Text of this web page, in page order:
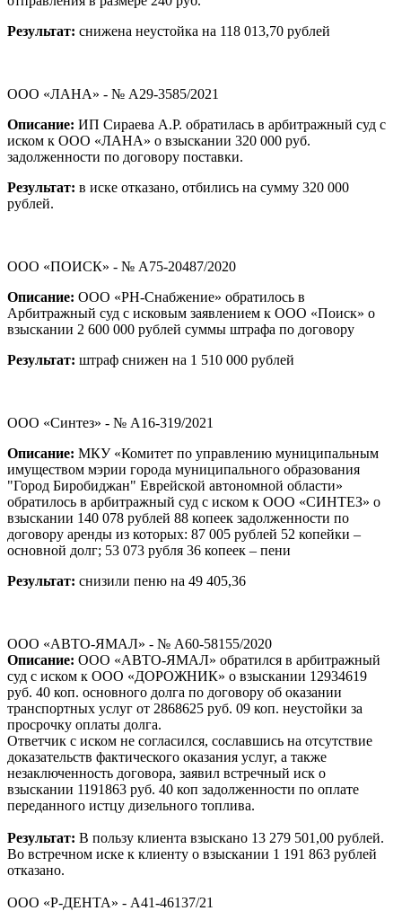
Результат: снижена неустойка на 118 013,70 рублей
ООО «ЛАНА» - № А29-3585/2021
Описание: ИП Сираева А.Р. обратилась в арбитражный суд с
иском к ООО «ЛАНА» о взыскании 320 000 руб.
задолженности по договору поставки.
Результат: в иске отказано, отбились на сумму 320 000
рублей.
ООО «ПОИСК» - № А75-20487/2020
Описание: ООО «РН-Снабжение» обратилось в
Арбитражный суд с исковым заявлением к ООО «Поиск» о
взыскании 2 600 000 рублей суммы штрафа по договору
Результат: штраф снижен на 1 510 000 рублей
ООО «Синтез» - № А16-319/2021
Описание: МКУ «Комитет по управлению муниципальным
имуществом мэрии города муниципального образования
"Город Биробиджан" Еврейской автономной области»
обратилось в арбитражный суд с иском к ООО «СИНТЕЗ» о
взыскании 140 078 рублей 88 копеек задолженности по
договору аренды из которых: 87 005 рублей 52 копейки –
основной долг; 53 073 рубля 36 копеек – пени
Результат: снизили пеню на 49 405,36
ООО «АВТО-ЯМАЛ» - № А60-58155/2020
Описание: ООО «АВТО-ЯМАЛ» обратился в арбитражный
суд с иском к ООО «ДОРОЖНИК» о взыскании 12934619
руб. 40 коп. основного долга по договору об оказании
транспортных услуг от 2868625 руб. 09 коп. неустойки за
просрочку оплаты долга.
Ответчик с иском не согласился, сославшись на отсутствие
доказательств фактического оказания услуг, а также
незаключенность договора, заявил встречный иск о
взыскании 1191863 руб. 40 коп задолженности по оплате
переданного истцу дизельного топлива.
Результат: В пользу клиента взыскано 13 279 501,00 рублей.
Во встречном иске к клиенту о взыскании 1 191 863 рублей
отказано.
ООО «Р-ДЕНТА» - А41-46137/21